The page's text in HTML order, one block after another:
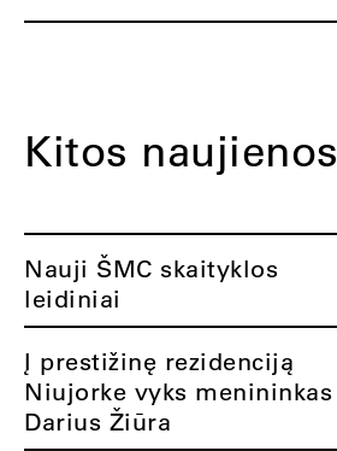
Kitos naujienos
Nauji ŠMC skaityklos
leidiniai
Į prestižinę rezidenciją
Niujorke vyks menininkas
Darius Žiūra